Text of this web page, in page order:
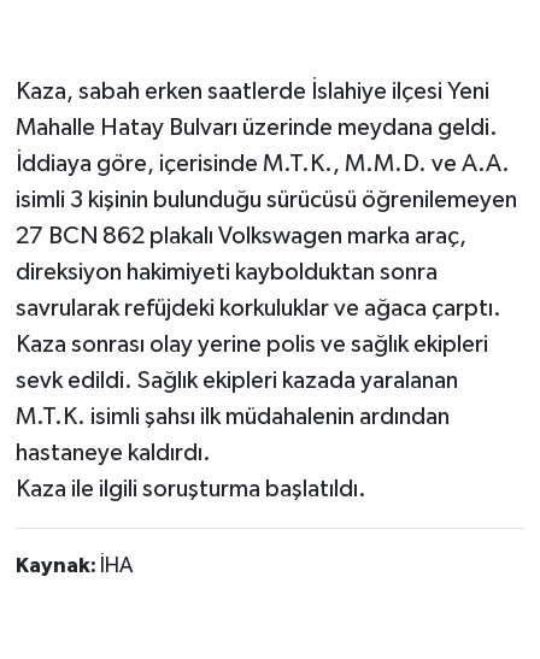
Kaza, sabah erken saatlerde İslahiye ilçesi Yeni
Mahalle Hatay Bulvarı üzerinde meydana geldi.
İddiaya göre, içerisinde M.T.K., M.M.D. ve A.A.
isimli 3 kişinin bulunduğu sürücüsü öğrenilemeyen
27 BCN 862 plakalı Volkswagen marka araç,
direksiyon hakimiyeti kaybolduktan sonra
savrularak refüjdeki korkuluklar ve ağaca çarptı.
Kaza sonrası olay yerine polis ve sağlık ekipleri
sevk edildi. Sağlık ekipleri kazada yaralanan
M.T.K. isimli şahsı ilk müdahalenin ardından
hastaneye kaldırdı.
Kaza ile ilgili soruşturma başlatıldı.
Kaynak: İHA